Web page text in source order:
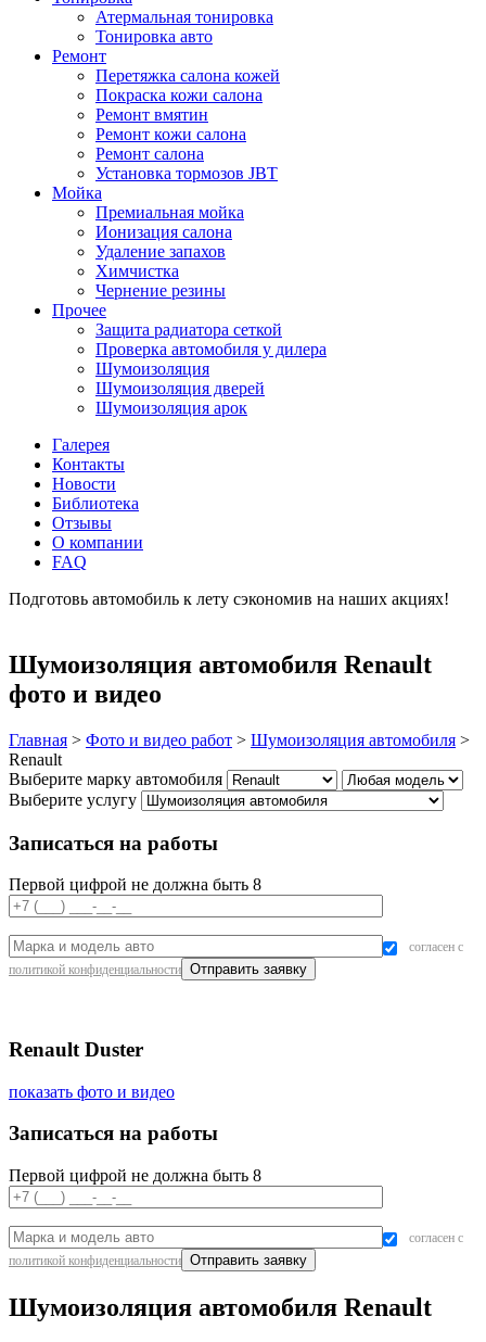
Атермальная тонировка
Тонировка авто
Ремонт
Перетяжка салона кожей
Покраска кожи салона
Ремонт вмятин
Ремонт кожи салона
Ремонт салона
Установка тормозов JBT
Мойка
Премиальная мойка
Ионизация салона
Удаление запахов
Химчистка
Чернение резины
Прочее
Защита радиатора сеткой
Проверка автомобиля у дилера
Шумоизоляция
Шумоизоляция дверей
Шумоизоляция арок
Галерея
Контакты
Новости
Библиотека
Отзывы
О компании
FAQ
Подготовь автомобиль к лету сэкономив на наших акциях!
Шумоизоляция автомобиля Renault
фото и видео
Главная > Фото и видео работ > Шумоизоляция автомобиля >
Renault
Выберите марку автомобиля
Выберите услугу
Записаться на работы
Первой цифрой не должна быть 8
согласен с
политикой конфиденциальности
Renault Duster
показать фото и видео
Записаться на работы
Первой цифрой не должна быть 8
согласен с
политикой конфиденциальности
Шумоизоляция автомобиля Renault